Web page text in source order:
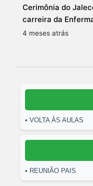
Cerimônia do
carreira da
4 meses atrás
• VOLTA ÀS AULAS
• REUNIÃO PAIS